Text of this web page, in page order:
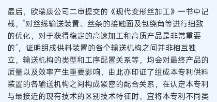
最后，欧瑞康公司二审提交的《现代变形丝加工》一书中记
载，“对丝线输送装置、丝条的接触面及包绕角等进行细致
的优化，对于获得稳定的高速加工和高质产品是非常重要
的”，证明组成供料装置的各个输送机构之间并非相互独
立，输送机构的类型和工序配置关系等，均会对最终产品的
质量以及效率产生重要影响，由此亦印证了组成本专利供料
装置的各输送机构之间构成紧密的配合关系，在认定本专利
与最接近的现有技术的区别技术特征时，宜将本专利不同类